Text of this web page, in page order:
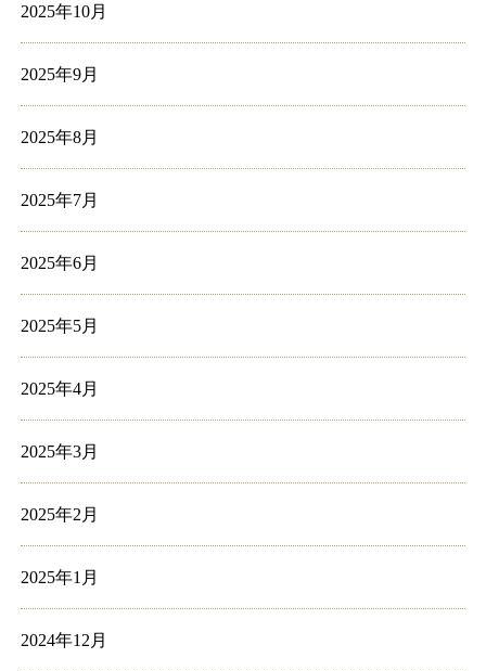
2025年10月
2025年9月
2025年8月
2025年7月
2025年6月
2025年5月
2025年4月
2025年3月
2025年2月
2025年1月
2024年12月